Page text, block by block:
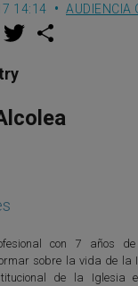
14:14 AUDIENCIA
F
a w
r
con 7 años
sobre la vida de la
de la Iglesia